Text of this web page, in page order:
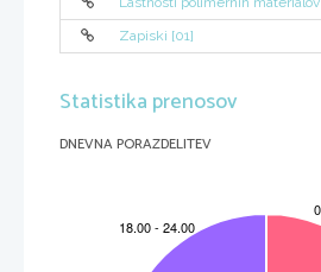
Zapiski [01]
Statistika prenosov
DNEVNA PORAZDELITEV